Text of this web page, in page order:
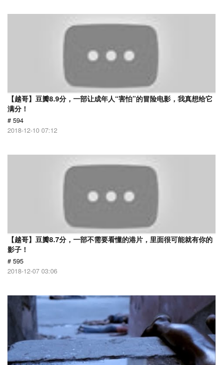
【越哥】豆瓣8.9分，一部让成年人“害怕”的冒险电影，我真想给它
满分！
# 594
2018-12-10 07:12
【越哥】豆瓣8.7分，一部不需要看懂的港片，里面很可能就有你的
影子！
# 595
2018-12-07 03:06